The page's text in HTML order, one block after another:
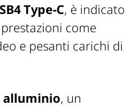
Type-C, è indicato
come
e pesanti carichi di
, un